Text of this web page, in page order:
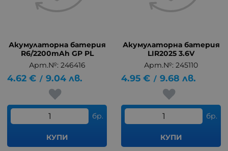
Акумулаторна батерия
R6/2200mAh GP PL
Арт.№: 246416
4.62 € / 9.04 лв.
бр.
КУПИ
Акумулаторна батерия
LIR2025 3.6V
Арт.№: 245110
4.95 € / 9.68 лв.
бр.
КУПИ